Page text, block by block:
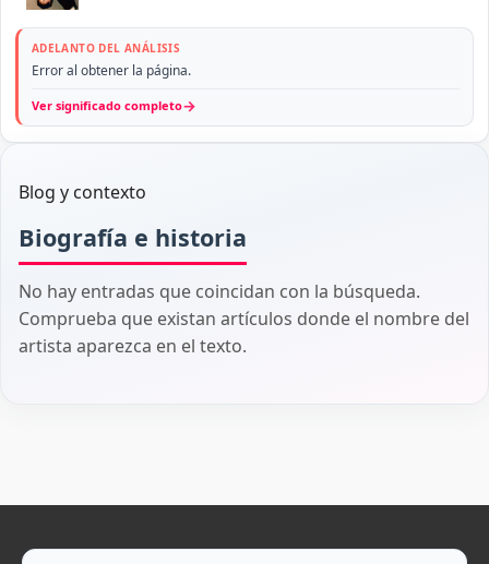
ADELANTO DEL ANÁLISIS
Error al obtener la página.
Ver significado completo→
Blog y contexto
Biografía e historia
No hay entradas que coincidan con la búsqueda.
Comprueba que existan artículos donde el nombre del
artista aparezca en el texto.